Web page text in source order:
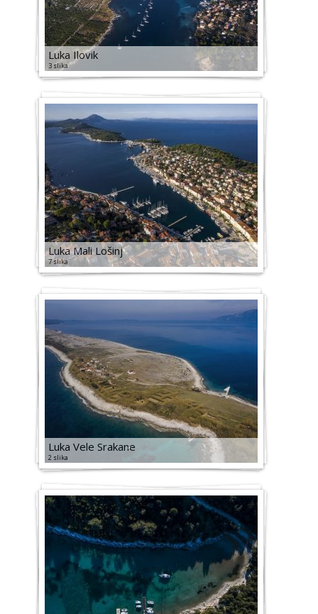
Luka Ilovik
3 slika
Luka Mali Lošinj
7 slika
Luka Vele Srakane
2 slika